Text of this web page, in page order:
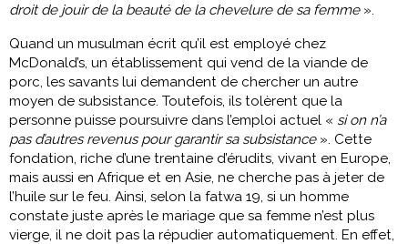
droit de jouir de la beauté de la chevelure de sa femme».
Quand un musulman écrit qu’il est employé chez
McDonald’s, un établissement qui vend de la viande de
porc, les savants lui demandent de chercher un autre
moyen de subsistance. Toutefois, ils tolèrent que la
personne puisse poursuivre dans l’emploi actuel « si on n’a
pas d’autres revenus pour garantir sa subsistance». Cette
fondation, riche d’une trentaine d’érudits, vivant en Europe,
mais aussi en Afrique et en Asie, ne cherche pas à jeter de
l’huile sur le feu. Ainsi, selon la fatwa 19, si un homme
constate juste après le mariage que sa femme n’est plus
vierge, il ne doit pas la répudier automatiquement. En effet,